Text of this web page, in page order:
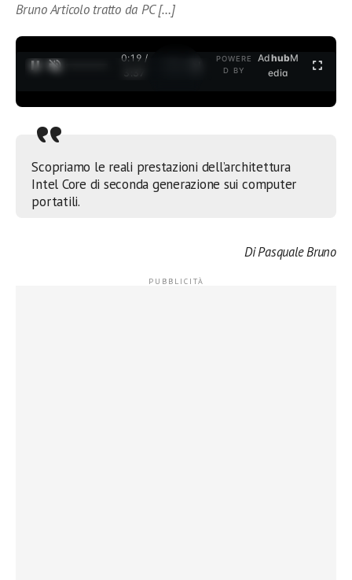
Bruno Articolo tratto da PC […]
0:19 /
3:37
POWERE
D BY
AdhubM
edia
Scopriamo le reali prestazioni dell’architettura
Intel Core di seconda generazione sui computer
portatili.
Di Pasquale Bruno